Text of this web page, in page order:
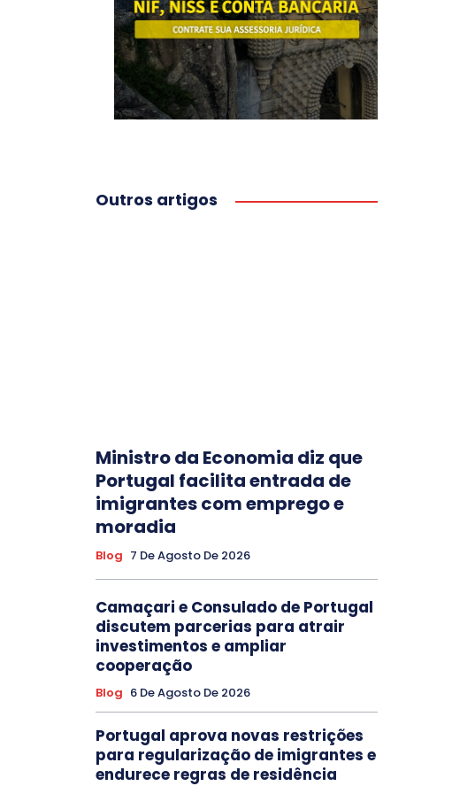
Outros artigos
Ministro da Economia diz que
Portugal facilita entrada de
imigrantes com emprego e
moradia
Blog 7 De Agosto De 2026
Camaçari e Consulado de Portugal
discutem parcerias para atrair
investimentos e ampliar
cooperação
Blog 6 De Agosto De 2026
Portugal aprova novas restrições
para regularização de imigrantes e
endurece regras de residência